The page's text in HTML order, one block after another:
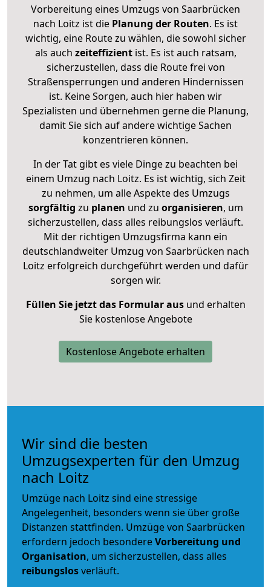
Vorbereitung eines Umzugs von Saarbrücken
nach Loitz ist die Planung der Routen. Es ist
wichtig, eine Route zu wählen, die sowohl sicher
als auch zeiteffizientist. Es ist auch ratsam,
sicherzustellen, dass die Route frei von
Straßensperrungen und anderen Hindernissen
ist. Keine Sorgen, auch hier haben wir
Spezialisten und übernehmen gerne die Planung,
damit Sie sich auf andere wichtige Sachen
konzentrieren können.
In der Tat gibt es viele Dinge zu beachten bei
einem Umzug nach Loitz. Es ist wichtig, sich Zeit
zu nehmen, um alle Aspekte des Umzugs
sorgfältig zu planen und zu organisieren, um
sicherzustellen, dass alles reibungslos verläuft.
Mit der richtigen Umzugsfirma kann ein
deutschlandweiter Umzug von Saarbrücken nach
Loitz erfolgreich durchgeführt werden und dafür
sorgen wir.
Füllen Sie jetzt das Formular ausund erhalten
Sie kostenlose Angebote
Kostenlose Angebote erhalten
Wir sind die besten
Umzugsexperten für den Umzug
nach Loitz
Umzüge nach Loitz sind eine stressige
Angelegenheit, besonders wenn sie über große
Distanzen stattfinden. Umzüge von Saarbrücken
erfordern jedoch besondereVorbereitung und
Organisation, um sicherzustellen, dass alles
reibungslosverläuft.